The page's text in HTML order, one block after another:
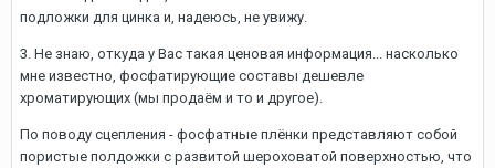
подложки для цинка и, надеюсь, не увижу.
3. Не знаю, откуда у Вас такая ценовая информация... насколько
мне известно, фосфатирующие составы дешевле
хроматирующих (мы продаём и то и другое).
По поводу сцепления - фосфатные плёнки представляют собой
пористые полдожки с развитой шероховатой поверхностью, что